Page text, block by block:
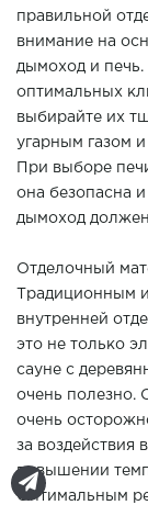
правильной
внимание на
дымоход и печь.
оптимальных
выбирайте их
угарным газом
При выборе
она безопасна
дымоход
Отделочный
Традиционным
внутренней
это не только
сауне с
очень полезно.
очень
за воздействия
повышении
Оптимальным